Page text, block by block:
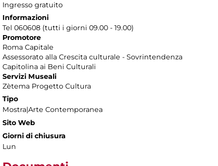
Ingresso gratuito
Informazioni
Tel 060608 (tutti i giorni 09.00 - 19.00)
Promotore
Roma Capitale
Assessorato alla Crescita culturale - Sovrintendenza
Capitolina ai Beni Culturali
Servizi Museali
Zètema Progetto Cultura
Tipo
Mostra|Arte Contemporanea
Sito Web
Giorni di chiusura
Lun